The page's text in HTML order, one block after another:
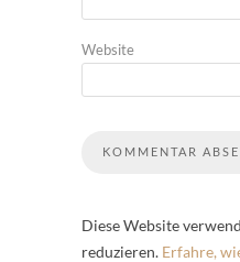
Website
Diese Website
reduzieren. Erfahre,